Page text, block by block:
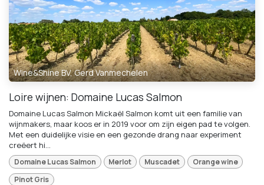
Wine&Shine BV, Gerd Vanmechelen
Loire wijnen: Domaine Lucas Salmon
Domaine Lucas Salmon Mickaël Salmon komt uit een familie van
wijnmakers, maar koos er in 2019 voor om zijn eigen pad te volgen.
Met een duidelijke visie en een gezonde drang naar experiment
creëert hi...
Domaine Lucas Salmon Merlot Muscadet
Orange wine
Pinot Gris